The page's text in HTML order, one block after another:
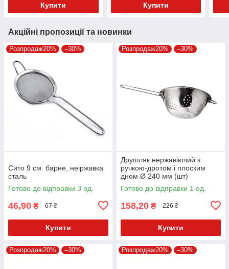
Купити Купити
Акційні пропозиції та новинки
Розпродаж20% –30%
Сито 9 см. барне, неіржавка
сталь
Готово до відправки 3 од.
46,90 ₴ 67 ₴
Купити
Розпродаж20% –30%
Друшляк нержавіючий з
ручкою-дротом і плоским
дном Ø 240 мм (шт)
Готово до відправки 1 од.
158,20 ₴ 226 ₴
Купити
Розпродаж20% –30% Розпродаж20% –30%